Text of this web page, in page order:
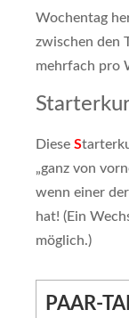
Wochentag
zwischen den
mehrfach pro
Diese S
„ganz von
wenn einer
hat! (Ein
möglich.)
PAAR-